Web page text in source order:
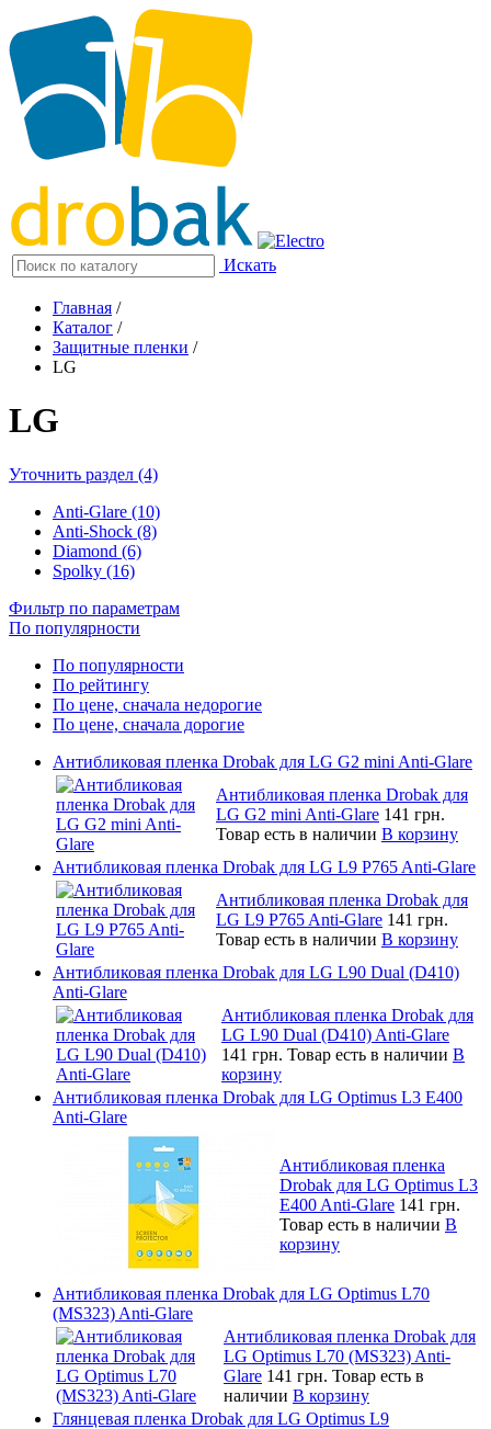
Искать
Главная /
Каталог /
Защитные пленки /
LG
LG
Уточнить раздел (4)
Anti-Glare (10)
Anti-Shock (8)
Diamond (6)
Spolky (16)
Фильтр по параметрам
По популярности
По популярности
По рейтингу
По цене, сначала недорогие
По цене, сначала дорогие
Антибликовая пленка Drobak для LG G2 mini Anti-Glare
Антибликовая пленка Drobak для
LG G2 mini Anti-Glare 141 грн.
Товар есть в наличии В корзину
Антибликовая пленка Drobak для LG L9 P765 Anti-Glare
Антибликовая пленка Drobak для
LG L9 P765 Anti-Glare 141 грн.
Товар есть в наличии В корзину
Антибликовая пленка Drobak для LG L90 Dual (D410)
Anti-Glare
Антибликовая пленка Drobak для
LG L90 Dual (D410) Anti-Glare
141 грн. Товар есть в наличии В
корзину
Антибликовая пленка Drobak для LG Optimus L3 E400
Anti-Glare
Антибликовая пленка
Drobak для LG Optimus L3
E400 Anti-Glare 141 грн.
Товар есть в наличии В
корзину
Антибликовая пленка Drobak для LG Optimus L70
(MS323) Anti-Glare
Антибликовая пленка Drobak для
LG Optimus L70 (MS323) Anti-
Glare 141 грн. Товар есть в
наличии В корзину
Глянцевая пленка Drobak для LG Optimus L9